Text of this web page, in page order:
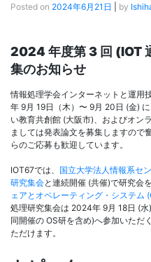
Posted on 2024年6月21日 by
2024 年度第 3 回 (IOT
集のお知らせ
情報処理学会インターネットと運用
年 9月 19日（木）〜 9月 20日 (金)
い教育共創館 (大阪市)、およびオン
ましては発表論文を募集しますので
らのご応募も歓迎しています。
IOT67では、 国立大学法人情報系セ
研究集会と連続開催 (共催)で研究会
ェアとオペレーティング・システム
処理研究集会は 2024年 9月 18日 (
同開催の OS研を含め)へ参加いただ
ただけます。